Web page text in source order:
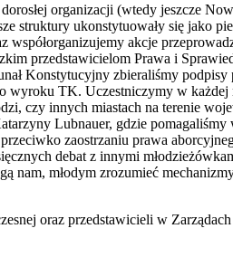
organizacji (wtedy jeszcze
struktury ukonstytuowały się jako
współorganizujemy akcje
przedstawicielom Prawa i
Konstytucyjny zbieraliśmy podpisy
wyroku TK. Uczestniczymy w każdej
czy innych miastach na terenie
Lubnauer, gdzie
zaostrzaniu prawa
debat z innymi
nam, młodym zrozumieć
oraz przedstawicieli w Zarządach